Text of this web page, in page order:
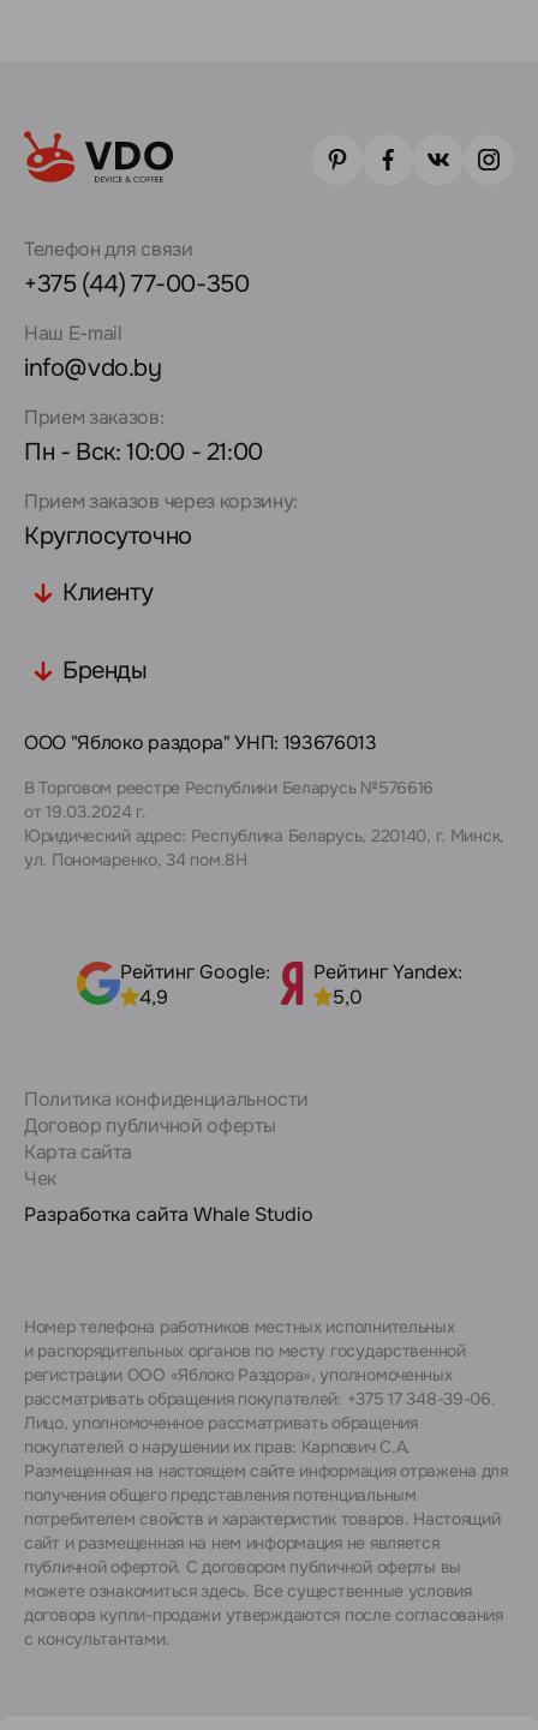
Телефон для связи
+375 (44) 77-00-350
Наш E-mail
info@vdo.by
Прием заказов:
Пн - Вск: 10:00 - 21:00
Прием заказов через корзину:
Круглосуточно
Клиенту
Бренды
ООО "Яблоко раздора" УНП: 193676013
В Торговом реестре Республики Беларусь №576616
от 19.03.2024 г.
Юридический адрес: Республика Беларусь, 220140, г. Минск,
ул. Пономаренко, 34 пом.8Н
Рейтинг Google:
4,9
Рейтинг Yandex:
5,0
Политика конфиденциальности
Договор публичной оферты
Карта сайта
Чек
Разработка сайта Whale Studio
Номер телефона работников местных исполнительных
и распорядительных органов по месту государственной
регистрации ООО «Яблоко Раздора», уполномоченных
рассматривать обращения покупателей: +375 17 348-39-06.
Лицо, уполномоченное рассматривать обращения
покупателей о нарушении их прав: Карпович С.А.
Размещенная на настоящем сайте информация отражена для
получения общего представления потенциальным
потребителем свойств и характеристик товаров. Настоящий
сайт и размещенная на нем информация не является
публичной офертой. С договором публичной оферты вы
можете ознакомиться здесь. Все существенные условия
договора купли-продажи утверждаются после согласования
с консультантами.